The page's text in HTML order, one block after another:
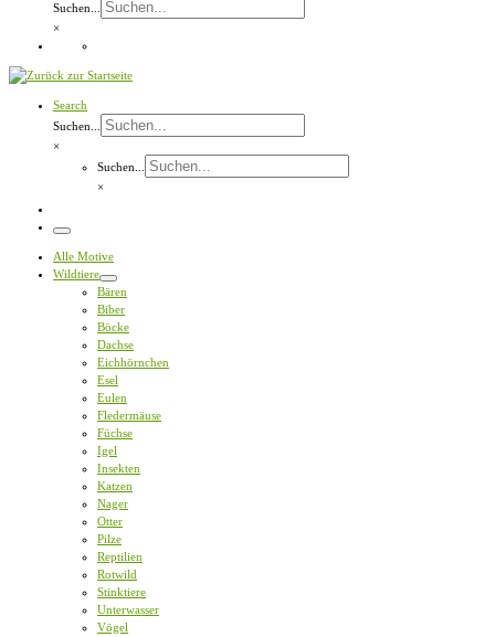
Suchen...
×
Search
Suchen...
×
Suchen...
×
Menü
Alle Motive
Wildtiere
Bären
Biber
Böcke
Dachse
Eichhörnchen
Esel
Eulen
Fledermäuse
Füchse
Igel
Insekten
Katzen
Nager
Otter
Pilze
Reptilien
Rotwild
Stinktiere
Unterwasser
Vögel